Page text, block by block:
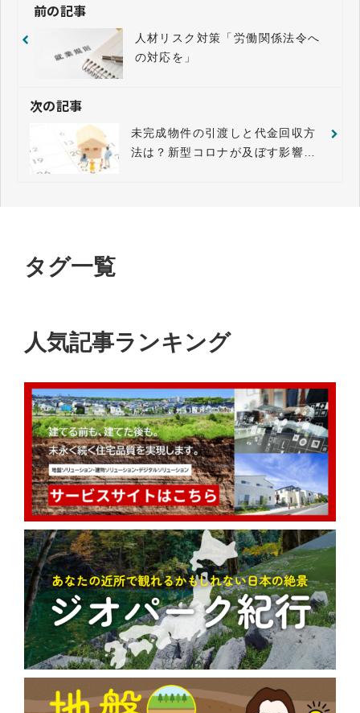
前の記事
人材リスク対策「労働関係法令へ
の対応を」
次の記事
未完成物件の引渡しと代金回収方
法は？新型コロナが及ぼす影響と
タグ一覧
人気記事ランキング